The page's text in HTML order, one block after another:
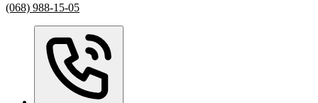
(068) 988-15-05